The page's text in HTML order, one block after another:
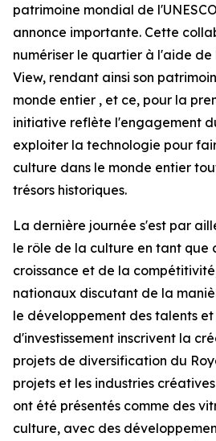
patrimoine mondial de
annonce importante. Cette
numériser le quartier à l'aide
View, rendant ainsi son
monde entier , et ce, pour la
initiative reflète l'engagement
exploiter la technologie pour
culture dans le monde entier
trésors historiques.
La dernière journée s'est par
le rôle de la culture en tant que
croissance et de la
nationaux discutant de la
le développement des talents
d'investissement inscrivent la
projets de diversification du
projets et les industries
ont été présentés comme des
culture, avec des